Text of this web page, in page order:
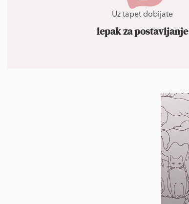
Uz tapet dobijate
lepak za postavljanje